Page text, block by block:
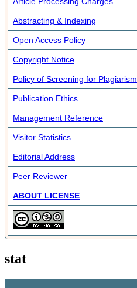
Abstracting & Indexing
Open Access Policy
Copyright Notice
Policy of Screening for Plagiarism
Publication Ethics
Management Reference
Visitor Statistics
Editorial Address
Peer Reviewer
ABOUT LICENSE
stat